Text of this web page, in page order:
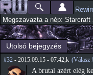
Főmenü
Jelenlegi hely
Megszavazta a nép:
Utolsó bejegyzés
#32 - 2015.09.15 - 07:42,k (Válasz
A brutal azért elég